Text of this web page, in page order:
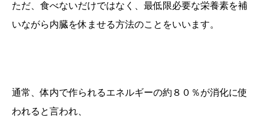
ただ、食べないだけではなく、最低限必要な栄養素を補
いながら内臓を休ませる方法のことをいいます。
通常、体内で作られるエネルギーの約８０％が消化に使
われると言われ、